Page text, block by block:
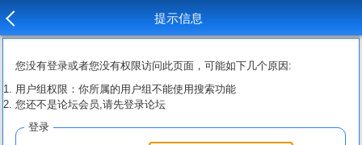
提示信息
您没有登录或者您没有权限访问此页面，可能如下几个原因:
用户组权限：你所属的用户组不能使用搜索功能
您还不是论坛会员,请先登录论坛
登录